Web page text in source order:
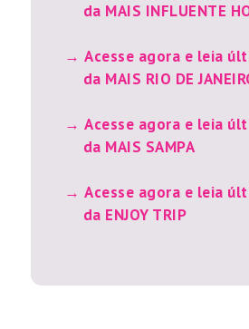
da MAIS INFLUENTE
Acesse agora e leia
da MAIS RIO DE
Acesse agora e leia
da MAIS SAMPA
Acesse agora e leia
da ENJOY TRIP